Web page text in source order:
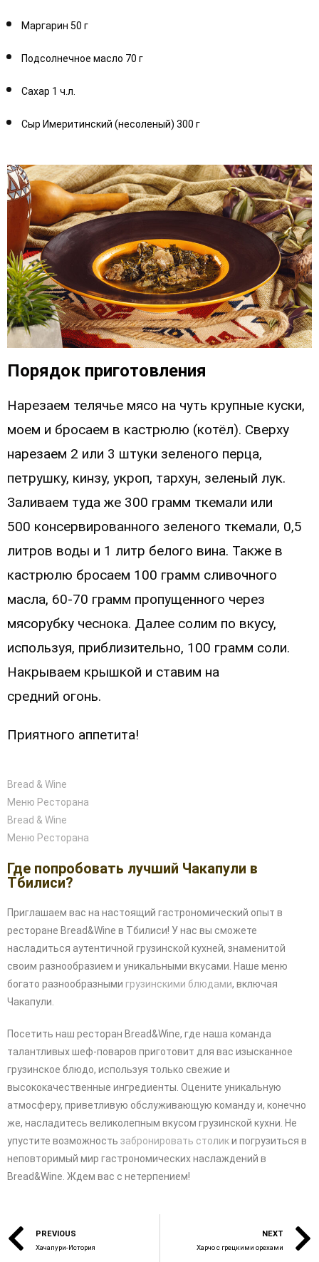
Маргарин 50 г
Подсолнечное масло 70 г
Сахар 1 ч.л.
Сыр Имеритинский (несоленый) 300 г
Порядок приготовления
Нарезаем телячье мясо на чуть крупные куски,
моем и бросаем в кастрюлю (котёл). Сверху
нарезаем 2 или 3 штуки зеленого перца,
петрушку, кинзу, укроп, тархун, зеленый лук.
Заливаем туда же 300 грамм ткемали или
500 консервированного зеленого ткемали, 0,5
литров воды и 1 литр белого вина. Также в
кастрюлю бросаем 100 грамм сливочного
масла, 60-70 грамм пропущенного через
мясорубку чеснока. Далее солим по вкусу,
используя, приблизительно, 100 грамм соли.
Накрываем крышкой и ставим на
средний огонь.
Приятного аппетита!
Bread & Wine
Меню Ресторана
Bread & Wine
Меню Ресторана
Где попробовать лучший Чакапули в
Тбилиси?
Приглашаем вас на настоящий гастрономический опыт в
ресторане Bread&Wine в Тбилиси! У нас вы сможете
насладиться аутентичной грузинской кухней, знаменитой
своим разнообразием и уникальными вкусами. Наше меню
богато разнообразными грузинскими блюдами, включая
Чакапули.
Посетить наш ресторан Bread&Wine, где наша команда
талантливых шеф-поваров приготовит для вас изысканное
грузинское блюдо, используя только свежие и
высококачественные ингредиенты. Оцените уникальную
атмосферу, приветливую обслуживающую команду и, конечно
же, насладитесь великолепным вкусом грузинской кухни. Не
упустите возможность забронировать столики погрузиться в
неповторимый мир гастрономических наслаждений в
Bread&Wine. Ждем вас с нетерпением!
PREVIOUS
Хачапури-История
NEXT
Харчо с грецкими орехами